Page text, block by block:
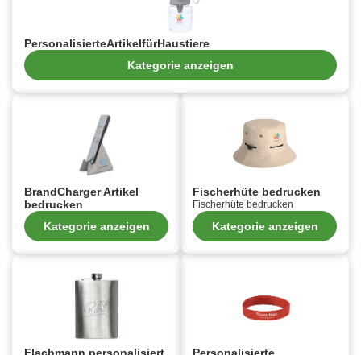
PersonalisierteArtikelfürHaustiere
Kategorie anzeigen
BrandCharger Artikel
bedrucken
Kategorie anzeigen
Fischerhüte bedrucken
Fischerhüte bedrucken
Kategorie anzeigen